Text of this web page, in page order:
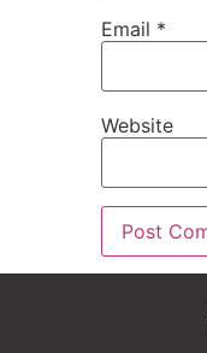
Email *
Website